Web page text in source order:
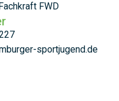
FWD
sportjugend.de